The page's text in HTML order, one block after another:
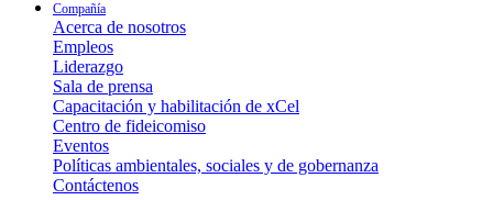
Compañía
Acerca de nosotros
Empleos
Liderazgo
Sala de prensa
Capacitación y habilitación de xCel
Centro de fideicomiso
Eventos
Políticas ambientales, sociales y de gobernanza
Contáctenos